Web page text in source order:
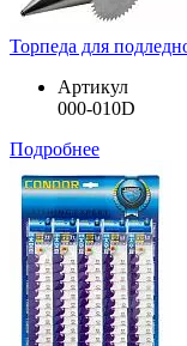
Торпеда для
Артикул
000-010D
Подробнее